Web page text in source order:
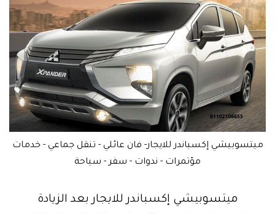
ميتسوبيشي إكسباندر للايجار- فان عائلي - تنقل جماعي - خدمات
مؤتمرات - ندوات - سفر - سياحة
ميتسوبيشي إكسباندر للايجار بعد الزيادة